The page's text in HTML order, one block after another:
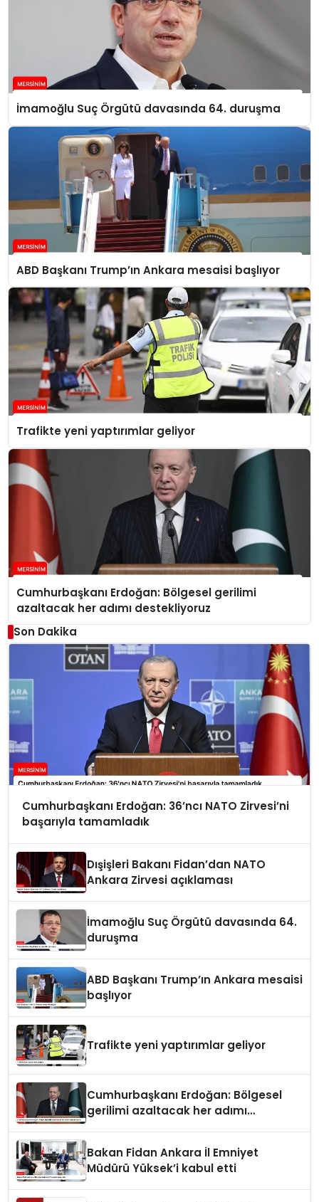
İmamoğlu Suç Örgütü davasında 64. duruşma
ABD Başkanı Trump’ın Ankara mesaisi başlıyor
Trafikte yeni yaptırımlar geliyor
Cumhurbaşkanı Erdoğan: Bölgesel gerilimi
azaltacak her adımı destekliyoruz
Son Dakika
Cumhurbaşkanı Erdoğan: 36’ncı NATO Zirvesi’ni
başarıyla tamamladık
Dışişleri Bakanı Fidan’dan NATO
Ankara Zirvesi açıklaması
İmamoğlu Suç Örgütü davasında 64.
duruşma
ABD Başkanı Trump’ın Ankara mesaisi
başlıyor
Trafikte yeni yaptırımlar geliyor
Cumhurbaşkanı Erdoğan: Bölgesel
gerilimi azaltacak her adımı
Bakan Fidan Ankara İl Emniyet
Müdürü Yüksek’i kabul etti